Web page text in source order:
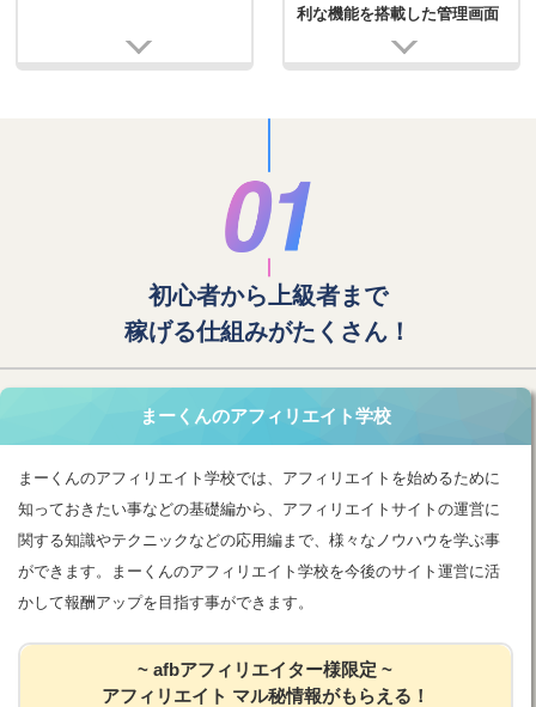
利な機能を搭載した管理画面
初心者から上級者まで
稼げる仕組みがたくさん！
まーくんのアフィリエイト学校
まーくんのアフィリエイト学校では、アフィリエイトを始めるために
知っておきたい事などの基礎編から、アフィリエイトサイトの運営に
関する知識やテクニックなどの応用編まで、様々なノウハウを学ぶ事
ができます。まーくんのアフィリエイト学校を今後のサイト運営に活
かして報酬アップを目指す事ができます。
~ afbアフィリエイター様限定 ~
アフィリエイト マル秘情報がもらえる！